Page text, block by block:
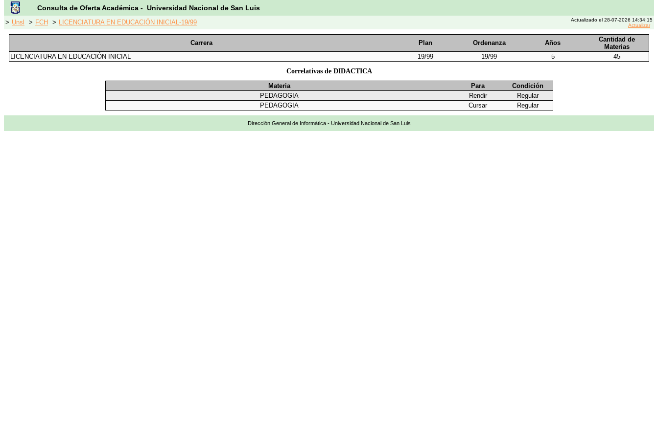
Consulta de Oferta Académica - Universidad Nacional de San Luis
> Unsl > FCH > LICENCIATURA EN EDUCACIÓN INICIAL-19/99
Actualizado el 28-07-2026 14:34:15
Actualizar
Carrera Plan Ordenanza Años
Cantidad de
Materias
LICENCIATURA EN EDUCACIÓN INICIAL
19/99 19/99 5
45
Correlativas de DIDACTICA
Materia Para
Condición
PEDAGOGIA
Rendir
Regular
PEDAGOGIA
Cursar Regular
Dirección General de Informática - Universidad Nacional de San Luis